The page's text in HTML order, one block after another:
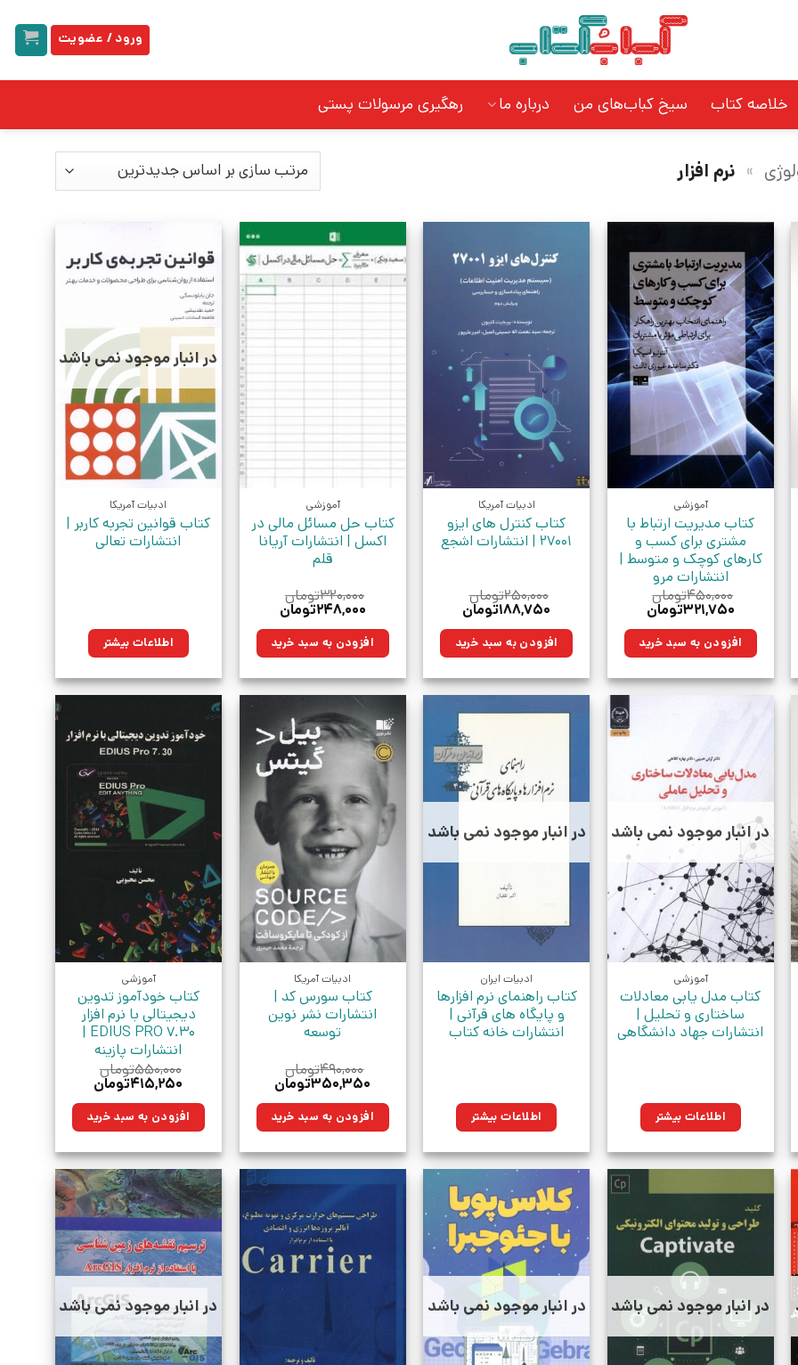
ورود / عضویت
خلاصه کتاب سیخ کباب‌های من درباره ما رهگیری مرسولات پستی
» نرم افزار
آموزشی
کتاب مدیریت ارتباط با
مشتری برای کسب و
کارهای کوچک و متوسط |
انتشارات مرو
۴۵۰,۰۰۰تومان
قیمت
۴۵۰,۰۰۰تومان
بود.
۳۲۱,۷۵۰تومان
۳۲۱,۷۵۰تومان.افزودن به سبد خرید
ادبیات آمریکا
کتاب کنترل های ایزو
27001 | انتشارات اشجع
۲۵۰,۰۰۰تومان
قیمت
۲۵۰,۰۰۰تومان
بود.
۱۸۸,۷۵۰تومانقیمت
۱۸۸,۷۵۰تومان.افزودن به سبد خرید
آموزشی
کتاب حل مسائل مالی در
اکسل | انتشارات آریانا
قلم
۳۲۰,۰۰۰تومان
قیمت
۳۲۰,۰۰۰تومان
بود.
۲۴۸,۰۰۰تومان
۲۴۸,۰۰۰تومان.افزودن به سبد خرید
در انبار موجود نمی باشد
ادبیات آمریکا
کتاب قوانین تجربه کاربر‮ |
انتشارات تعالی
اطلاعات بیشتر
در انبار موجود نمی باشد
آموزشی
کتاب مدل یابی معادلات
ساختاری و تحلیل |
انتشارات جهاد دانشگاهی
اطلاعات بیشتر
در انبار موجود نمی باشد
ادبیات ایران
کتاب راهنمای نرم افزارها
و پایگاه های قرآنی |
انتشارات خانه کتاب
اطلاعات بیشتر
ادبیات آمریکا
کتاب سورس کد |
انتشارات نشر نوین
توسعه
۴۹۰,۰۰۰تومان
قیمت
۴۹۰,۰۰۰تومان
بود.
۳۵۰,۳۵۰تومانقیمت
۳۵۰,۳۵۰تومان.افزودن به سبد خرید
آموزشی
کتاب خودآموز تدوین
دیجیتالی با نرم افزار
EDIUS PRO 7.30 |
انتشارات پازینه
۵۵۰,۰۰۰تومان
قیمت
۵۵۰,۰۰۰تومان
بود.
۴۱۵,۲۵۰تومانقیمت
۴۱۵,۲۵۰تومان.افزودن به سبد خرید
در انبار موجود نمی باشد در انبار موجود نمی باشد در انبار موجود نمی باشد